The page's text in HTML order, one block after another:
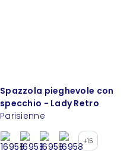
Spazzola pieghevole con
specchio - Lady Retro
Parisienne
+15